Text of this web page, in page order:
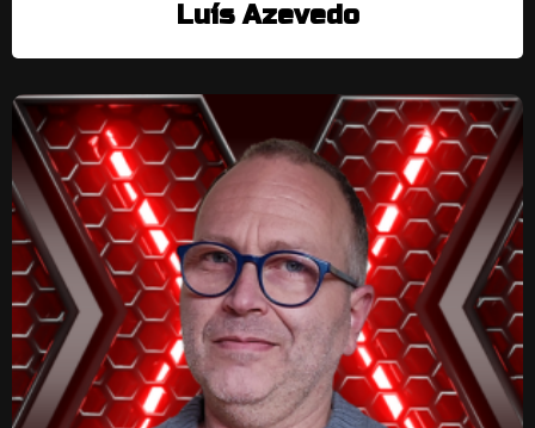
Luís Azevedo